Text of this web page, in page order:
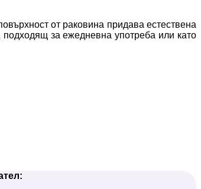
от раковина придава естествена
за ежедневна употреба или като